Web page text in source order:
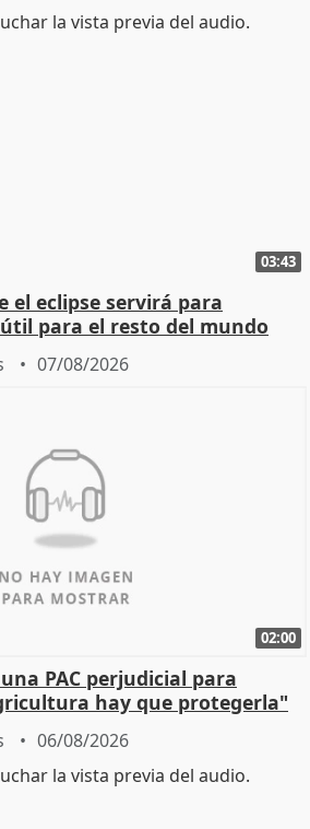
03:43
el eclipse servirá para
para el resto del mundo
07/08/2026
02:00
PAC perjudicial para
hay que protegerla"
06/08/2026